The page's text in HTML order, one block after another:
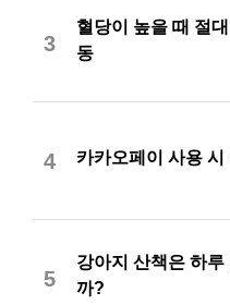
3
혈당이 높을 때 절
동
4 카카오페이 사용 시
5
강아지 산책은 하
까?